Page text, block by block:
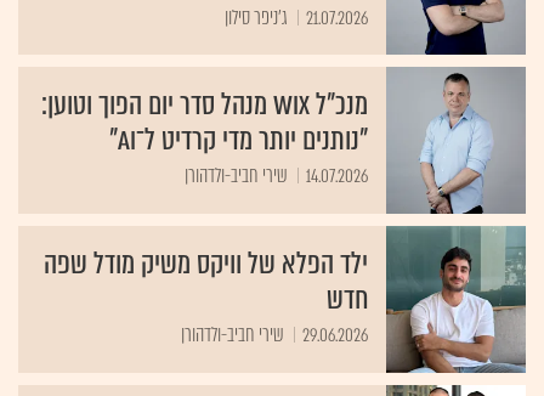
21.07.2026 ג'ניפר סילון
מנכ"ל Wix מנהל סדר יום הפוך וטוען:
"נותנים יותר מדי קרדיט ל־AI"
14.07.2026 שירי חביב-ולדהורן
ילד הפלא של וויקס משיק מודל שפה
חדש
29.06.2026 שירי חביב-ולדהורן